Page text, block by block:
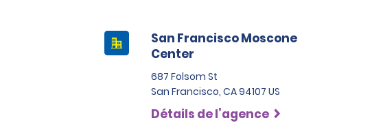
San Francisco Moscone
Center
687 Folsom St
San Francisco, CA 94107 US
Détails de l’agence